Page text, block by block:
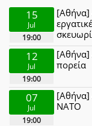
15
Jul
19:00
[Αθήνα]
12
Jul
19:00
[Αθήνα]
πορεία
07
Jul
19:00
[Αθήνα]
ΝΑΤΟ